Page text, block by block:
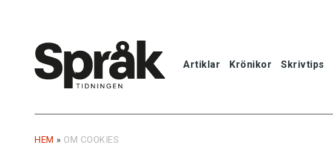
Artiklar Krönikor Skrivtips
HEM » OM COOKIES